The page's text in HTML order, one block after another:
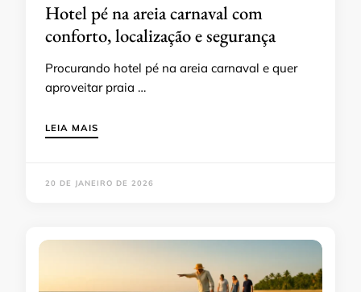
Hotel pé na areia carnaval com
conforto, localização e segurança
Procurando hotel pé na areia carnaval e quer
aproveitar praia …
LEIA MAIS
20 DE JANEIRO DE 2026